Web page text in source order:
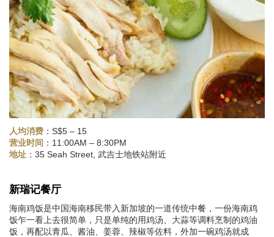
人均消费 ：S$5 – 15
营业时间 ：11:00AM – 8:30PM
地址 ：35 Seah Street, 武吉士地铁站附近
新瑞记餐厅
海南鸡饭是中国海南移民带入新加坡的一道传统中餐，一份海南鸡
饭乍一看上去很简单，只是单纯的用鸡汤、大蒜等调料烹制的鸡油
饭，再配以青瓜、酱油、姜蓉、辣椒等佐料，外加一碗鸡汤就成